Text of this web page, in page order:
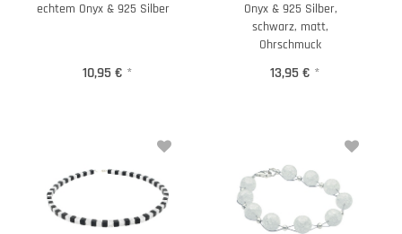
echtem Onyx & 925 Silber
10,95 € *
Onyx & 925 Silber,
schwarz, matt,
Ohrschmuck
13,95 € *